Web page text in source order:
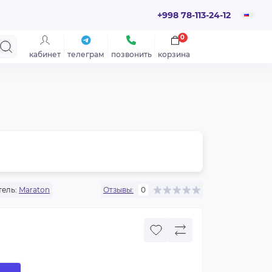
+998 78-113-24-12
кабинет телеграм позвонить корзина
0
Maraton Отзывы: 0